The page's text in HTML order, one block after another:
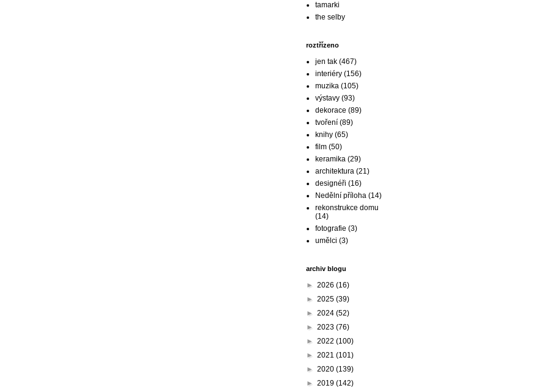
tamarki
the selby
roztřízeno
jen tak (467)
interiéry (156)
muzika (105)
výstavy (93)
dekorace (89)
tvoření (89)
knihy (65)
film (50)
keramika (29)
architektura (21)
designéři (16)
Nedělní příloha (14)
rekonstrukce domu
(14)
fotografie (3)
umělci (3)
archiv blogu
► 2026 (16)
► 2025 (39)
► 2024 (52)
► 2023 (76)
► 2022 (100)
► 2021 (101)
► 2020 (139)
► 2019 (142)